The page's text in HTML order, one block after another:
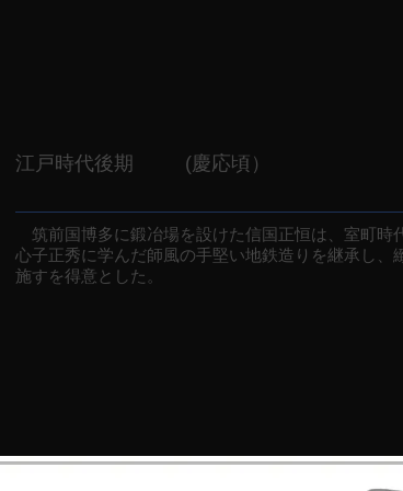
江戸時代後期 (慶応頃）
筑前国博多に鍛冶場を設けた信国正恒は、室町時
心子正秀に学んだ師風の手堅い地鉄造りを継承し
施すを得意とした。